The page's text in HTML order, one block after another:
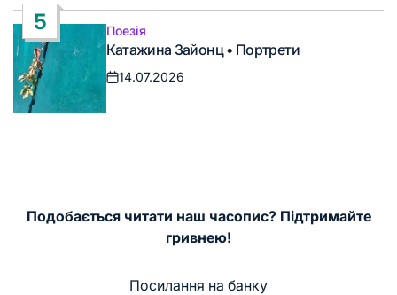
5
Опублікувати
у
Поезія
Катажина Зайонц • Портрети
Дата
14.07.2026
Подобається читати наш часопис? Підтримайте
гривнею!
Посилання на банку